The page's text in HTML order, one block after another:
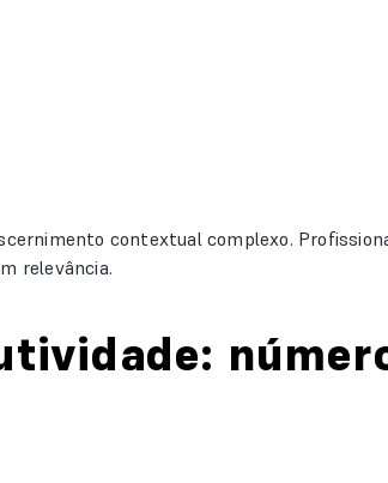
contextual complexo.
relevância.